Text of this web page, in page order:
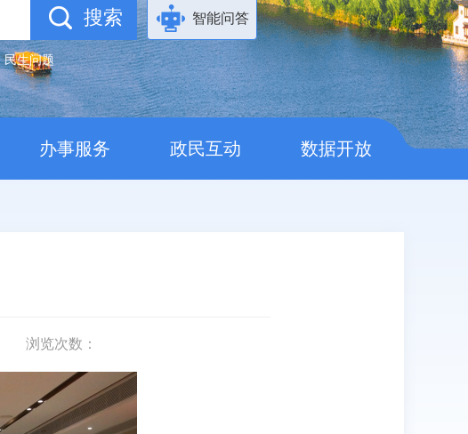
智能问答
民生问题
办事服务 政民互动 数据开放
浏览次数：